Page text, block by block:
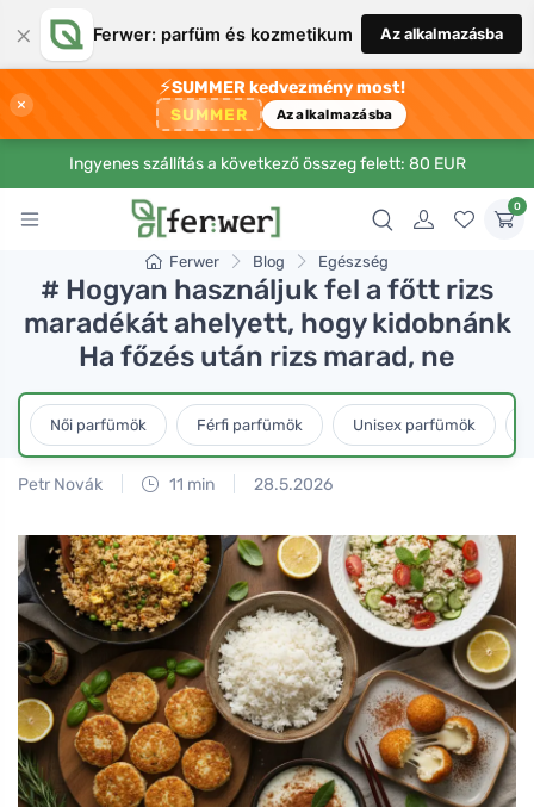
× Ferwer: parfüm és kozmetikum Az alkalmazásba
×
⚡SUMMER kedvezmény most!
SUMMER Az alkalmazásba
Ingyenes szállítás a következő összeg felett: 80 EUR
0
Ferwer Blog Egészség
# Hogyan használjuk fel a főtt rizs
maradékát ahelyett, hogy kidobnánk
Ha főzés után rizs marad, ne
Női parfümök Férfi parfümök Unisex parfümök
Petr Novák 11 min 28.5.2026